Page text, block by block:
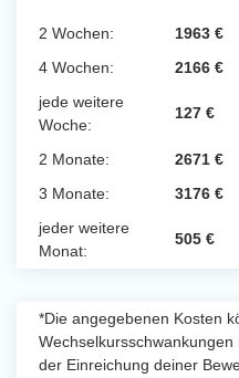
2 Wochen: 1963 €
4 Wochen:
2166 €
jede weitere
Woche:
127 €
2 Monate: 2671 €
3 Monate:
3176 €
jeder weitere
Monat:
505 €
*Die angegebenen Kosten
der Einreichung deiner